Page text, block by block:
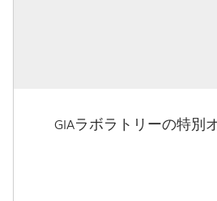
GIAラボラトリーの特別